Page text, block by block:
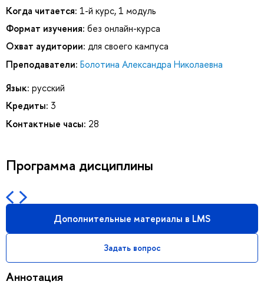
Когда читается: 1-й курс, 1 модуль
Формат изучения: без онлайн-курса
Охват аудитории: для своего кампуса
Преподаватели: Болотина Александра Николаевна
Язык: русский
Кредиты: 3
Контактные часы: 28
Программа дисциплины
Дополнительные материалы в LMS
Задать вопрос
Аннотация